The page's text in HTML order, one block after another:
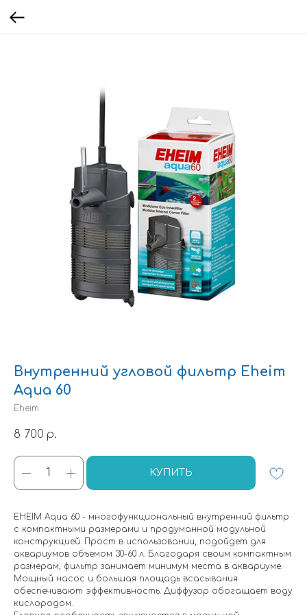
Внутренний угловой фильтр Eheim
Aqua 60
Eheim
8 700 р.
КУПИТЬ
EHEIM Aqua 60 - многофункциональный внутренний фильтр
с компактными размерами и продуманной модульной
конструкцией. Прост в использовании, подойдет для
аквариумов объемом 30-60 л. Благодаря своим компактным
размерам, фильтр занимает минимум места в аквариуме.
Мощный насос и большая площадь всасывания
обеспечивают эффективность. Диффузор обогащает воду
кислородом.